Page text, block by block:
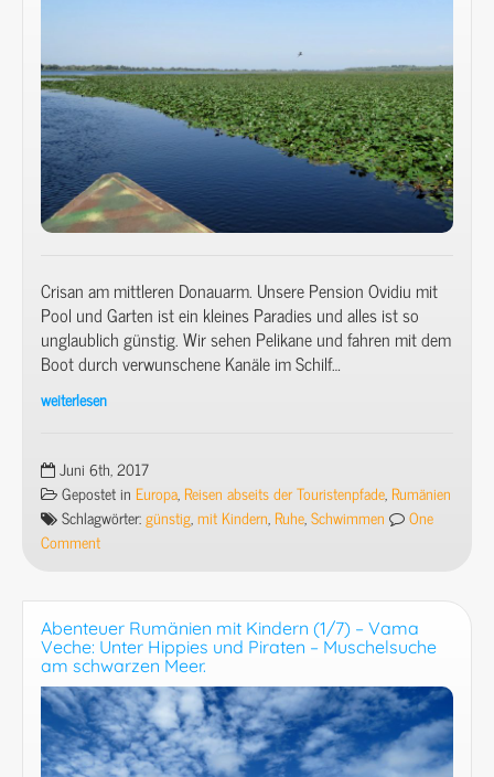
Crisan am mittleren Donauarm. Unsere Pension Ovidiu mit
Pool und Garten ist ein kleines Paradies und alles ist so
unglaublich günstig. Wir sehen Pelikane und fahren mit dem
Boot durch verwunschene Kanäle im Schilf…
weiterlesen
mit
Kindern
(3/7)
–
–
Hund,
Katze,
Frosch
&
ein
Pool.
Juni 6th, 2017
Gepostet in Europa, Reisen abseits der Touristenpfade, Rumänien
Schlagwörter:günstig,mit Kindern, Ruhe,Schwimmen
One
Comment
Abenteuer Rumänien mit Kindern (1/7) – Vama
Veche: Unter Hippies und Piraten – Muschelsuche
am schwarzen Meer.